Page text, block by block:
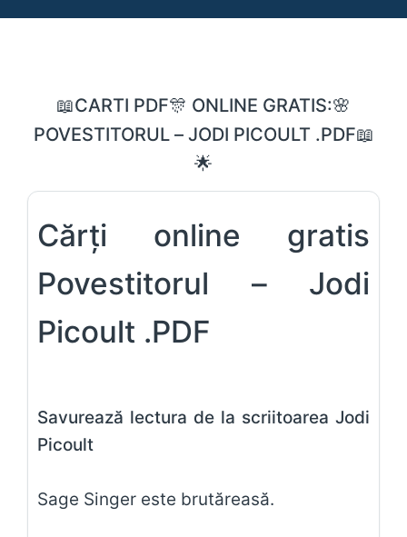
📖CARTI PDF🎊 ONLINE GRATIS:🌸
POVESTITORUL – JODI PICOULT .PDF📖
🌟
Cărți online gratis
Povestitorul – Jodi
Picoult .PDF
Savurează lectura de la scriitoarea Jodi
Picoult
Sage Singer este brutăreasă.